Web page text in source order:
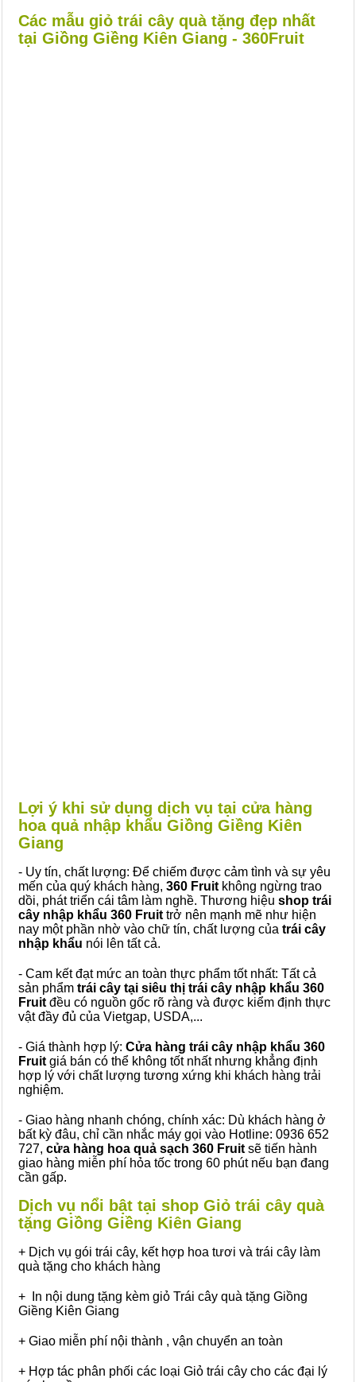
Các mẫu giỏ trái cây quà tặng đẹp nhất
tại Giồng Giềng Kiên Giang - 360Fruit
Lợi ý khi sử dụng dịch vụ tại cửa hàng
hoa quả nhập khẩu Giồng Giềng Kiên
Giang
- Uy tín, chất lượng: Để chiếm được cảm tình và sự yêu
mến của quý khách hàng, 360 Fruit không ngừng trao
dồi, phát triển cái tâm làm nghề. Thương hiệu shop trái
cây nhập khẩu 360 Fruit trở nên mạnh mẽ như hiện
nay một phần nhờ vào chữ tín, chất lượng của trái cây
nhập khẩu nói lên tất cả.
- Cam kết đạt mức an toàn thực phẩm tốt nhất: Tất cả
sản phẩm trái cây tại siêu thị trái cây nhập khẩu 360
Fruit đều có nguồn gốc rõ ràng và được kiểm định thực
vật đầy đủ của Vietgap, USDA,...
- Giá thành hợp lý: Cửa hàng trái cây nhập khẩu 360
Fruit giá bán có thể không tốt nhất nhưng khẳng định
hợp lý với chất lượng tương xứng khi khách hàng trải
nghiệm.
- Giao hàng nhanh chóng, chính xác: Dù khách hàng ở
bất kỳ đâu, chỉ cần nhắc máy gọi vào Hotline: 0936 652
727, cửa hàng hoa quả sạch 360 Fruit sẽ tiến hành
giao hàng miễn phí hỏa tốc trong 60 phút nếu bạn đang
cần gấp.
Dịch vụ nổi bật tại shop Giỏ trái cây quà
tặng Giồng Giềng Kiên Giang
+ Dịch vụ gói trái cây, kết hợp hoa tươi và trái cây làm
quà tặng cho khách hàng
+ In nội dung tặng kèm giỏ Trái cây quà tặng Giồng
Giềng Kiên Giang
+ Giao miễn phí nội thành , vận chuyển an toàn
+ Hợp tác phân phối các loại Giỏ trái cây cho các đại lý